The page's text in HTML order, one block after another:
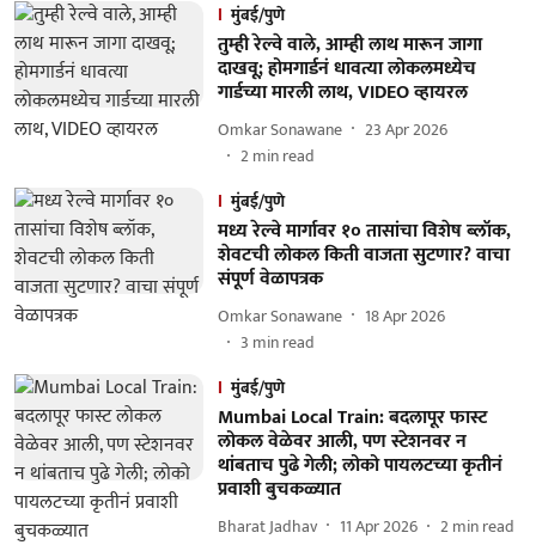
मुंबई/पुणे
तुम्ही रेल्वे वाले, आम्ही लाथ मारून जागा
दाखवू; होमगार्डनं धावत्या लोकलमध्येच
गार्डच्या मारली लाथ, VIDEO व्हायरल
Omkar Sonawane
23 Apr 2026
2min read
मुंबई/पुणे
मध्य रेल्वे मार्गावर १० तासांचा विशेष ब्लॉक,
शेवटची लोकल किती वाजता सुटणार? वाचा
संपूर्ण वेळापत्रक
Omkar Sonawane
18 Apr 2026
3 min read
मुंबई/पुणे
Mumbai Local Train: बदलापूर फास्ट
लोकल वेळेवर आली, पण स्टेशनवर न
थांबताच पुढे गेली; लोको पायलटच्या कृतीनं
प्रवाशी बुचकळ्यात
Bharat Jadhav 11 Apr 2026 2min read